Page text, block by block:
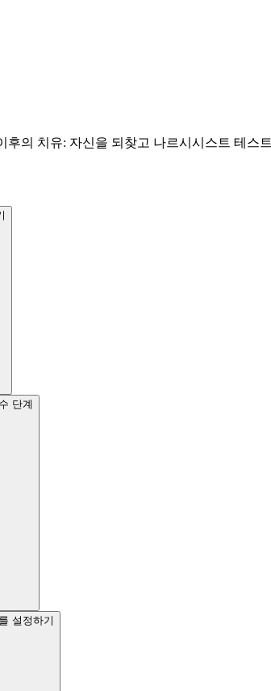
후의 치유: 자신을 되찾고 나르시시스트 테스트
단계
설정하기